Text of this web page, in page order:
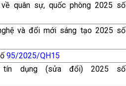
quân sự, quốc phòng 2025 số
và đổi mới sáng tạo 2025 số
95/2025/QH15
dụng (sửa đổi) 2025 số